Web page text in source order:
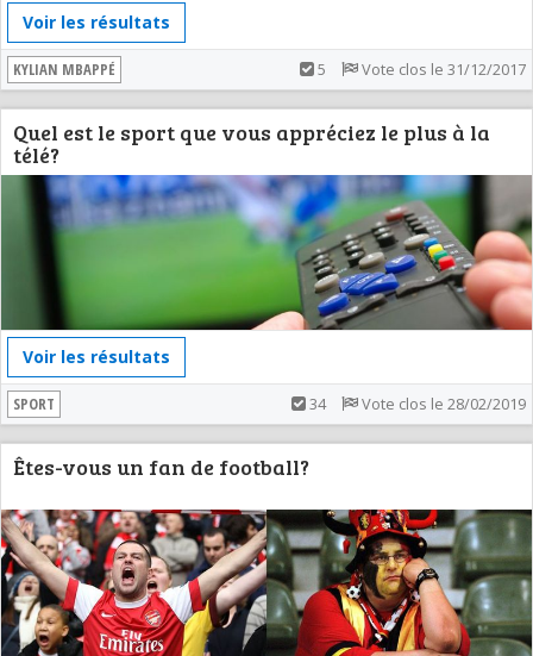
Voir les résultats
KYLIAN MBAPPÉ 5 Vote clos le 31/12/2017
Quel est le sport que vous appréciez le plus à la
télé?
Voir les résultats
SPORT 34 Vote clos le 28/02/2019
Êtes-vous un fan de football?